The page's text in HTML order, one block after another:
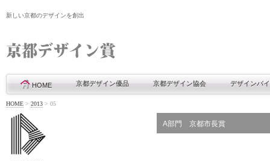
新しい京都のデザインを創出
HOME 京都デザイン優品 京都デザイン協会 デザインバ
HOME > 2013 > 05
A部門 京都市長賞